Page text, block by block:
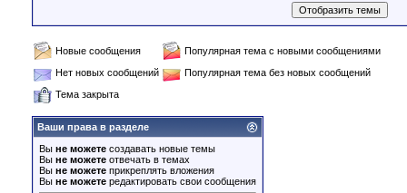
Новые сообщения
Популярная тема с новыми сообщениями
Нет новых сообщений
Популярная тема без новых сообщений
Тема закрыта
Ваши права в разделе
Вы не можете создавать новые темы
Вы не можете отвечать в темах
Вы не можете прикреплять вложения
Вы не можете редактировать свои сообщения